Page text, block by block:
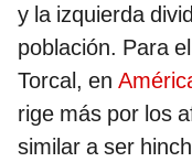
y la izquierda
población. Para
Torcal, en
rige más por los
similar a ser